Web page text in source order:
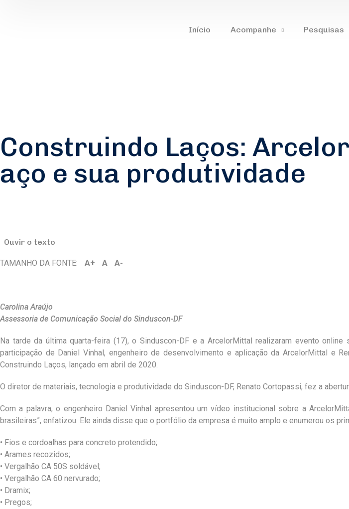
Início Acompanhe Pesquisas
Construindo Laços:
aço e sua produtividade
Ouvir o texto
TAMANHO DA FONTE: A+ A A-
Carolina Araújo
Assessoria de Comunicação Social do Sinduscon-DF
Na tarde da última quarta-feira (17), o Sinduscon-DF e a ArcelorMittal realizaram evento
participação de Daniel Vinhal, engenheiro de desenvolvimento e aplicação da ArcelorMittal e
Construindo Laços, lançado em abril de 2020.
O diretor de materiais, tecnologia e produtividade do Sinduscon-DF, Renato Cortopassi, fez a
Com a palavra, o engenheiro Daniel Vinhal apresentou um vídeo institucional sobre a
brasileiras”, enfatizou. Ele ainda disse que o portfólio da empresa é muito amplo e enumerou os
• Fios e cordoalhas para concreto protendido;
• Arames recozidos;
• Vergalhão CA 50S soldável;
• Vergalhão CA 60 nervurado;
• Dramix;
• Pregos;